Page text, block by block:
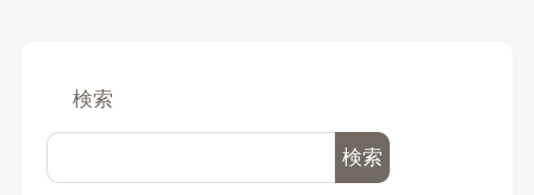
検索
検索